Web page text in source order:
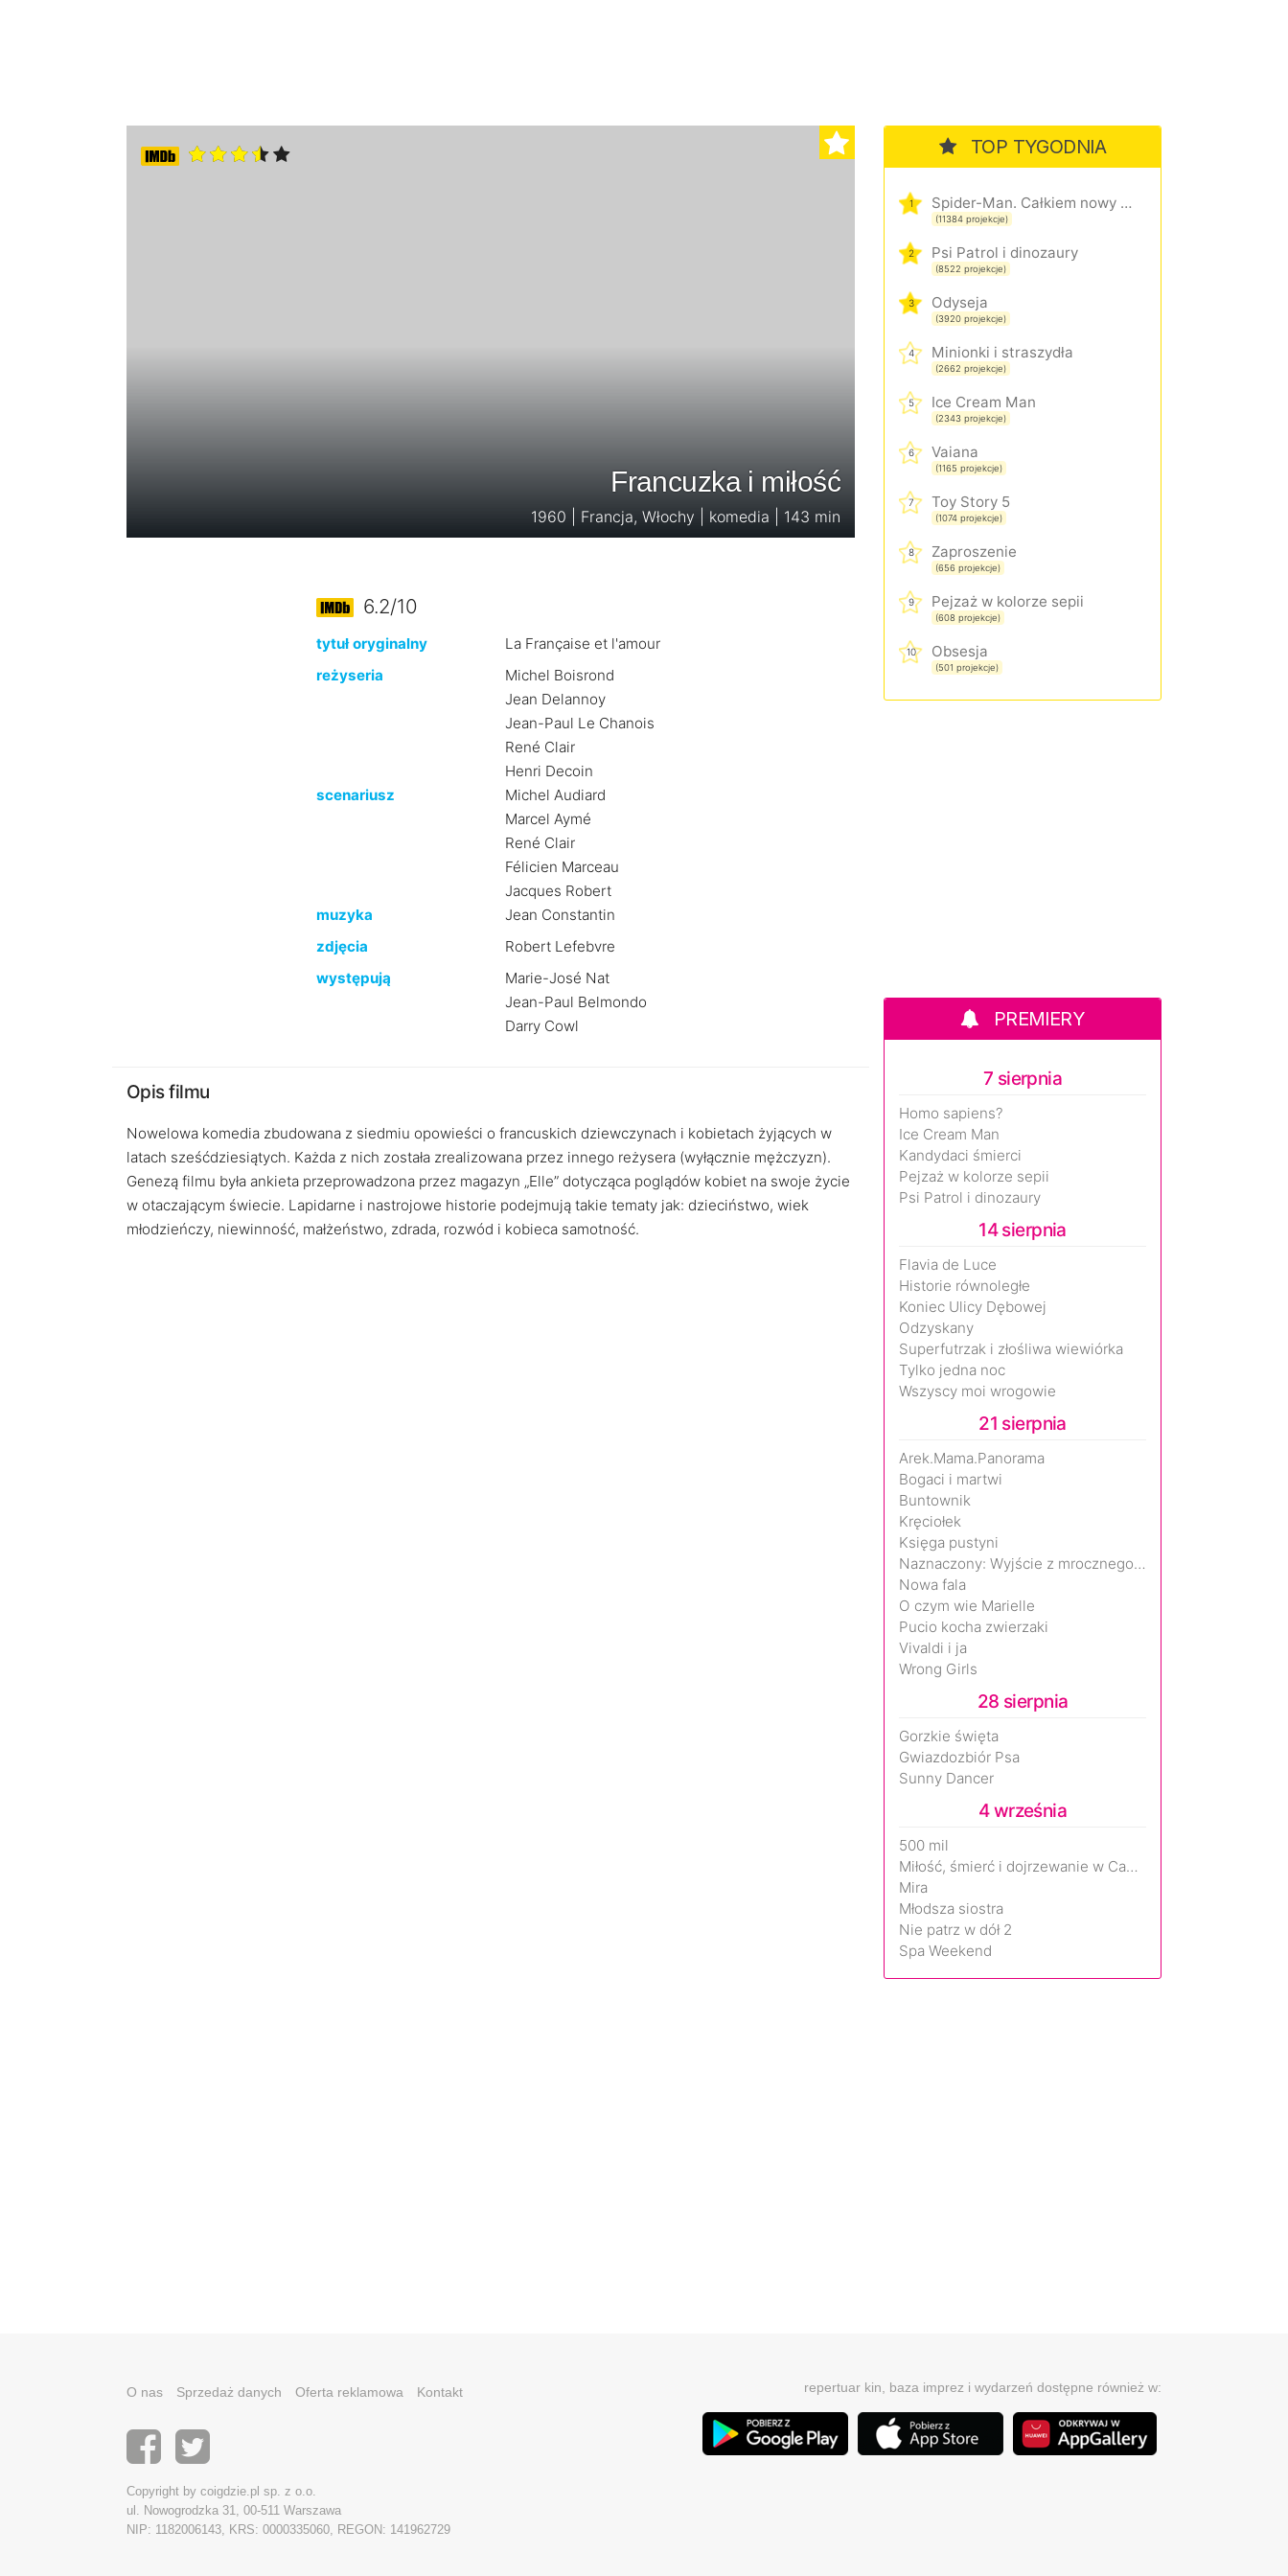
Francuzka i miłość
1960 | Francja, Włochy | komedia | 143 min
6.2/10
tytuł oryginalny
La Française et l'amour
reżyseria
Michel Boisrond
Jean Delannoy
Jean-Paul Le Chanois
René Clair
Henri Decoin
scenariusz
Michel Audiard
Marcel Aymé
René Clair
Félicien Marceau
Jacques Robert
muzyka
Jean Constantin
zdjęcia
Robert Lefebvre
występują
Marie-José Nat
Jean-Paul Belmondo
Darry Cowl
Opis filmu
Nowelowa komedia zbudowana z siedmiu opowieści o francuskich dziewczynach i kobietach żyjących w
latach sześćdziesiątych. Każda z nich została zrealizowana przez innego reżysera (wyłącznie mężczyzn).
Genezą filmu była ankieta przeprowadzona przez magazyn „Elle” dotycząca poglądów kobiet na swoje życie
w otaczającym świecie. Lapidarne i nastrojowe historie podejmują takie tematy jak: dzieciństwo, wiek
młodzieńczy, niewinność, małżeństwo, zdrada, rozwód i kobieca samotność.
TOP TYGODNIA
1 Spider-Man. Całkiem nowy dzień
(11384 projekcje)
2 Psi Patrol i dinozaury
(8522 projekcje)
3 Odyseja
(3920 projekcje)
4 Minionki i straszydła
(2662 projekcje)
5 Ice Cream Man
(2343 projekcje)
6 Vaiana
(1165 projekcje)
7 Toy Story 5
(1074 projekcje)
8 Zaproszenie
(656 projekcje)
9 Pejzaż w kolorze sepii
(608 projekcje)
10 Obsesja
(501 projekcje)
PREMIERY
7 sierpnia
Homo sapiens?
Ice Cream Man
Kandydaci śmierci
Pejzaż w kolorze sepii
Psi Patrol i dinozaury
14 sierpnia
Flavia de Luce
Historie równoległe
Koniec Ulicy Dębowej
Odzyskany
Superfutrzak i złośliwa wiewiórka
Tylko jedna noc
Wszyscy moi wrogowie
21 sierpnia
Arek.Mama.Panorama
Bogaci i martwi
Buntownik
Kręciołek
Księga pustyni
Naznaczony: Wyjście z mrocznego wymiaru
Nowa fala
O czym wie Marielle
Pucio kocha zwierzaki
Vivaldi i ja
Wrong Girls
28 sierpnia
Gorzkie święta
Gwiazdozbiór Psa
Sunny Dancer
4 września
500 mil
Miłość, śmierć i dojrzewanie w Camp Miasma
Mira
Młodsza siostra
Nie patrz w dół 2
Spa Weekend
O nas Sprzedaż danych Oferta reklamowa Kontakt
Copyright by coigdzie.pl sp. z o.o.
ul. Nowogrodzka 31, 00-511 Warszawa
NIP: 1182006143, KRS: 0000335060, REGON: 141962729
repertuar kin, baza imprez i wydarzeń dostępne również w: